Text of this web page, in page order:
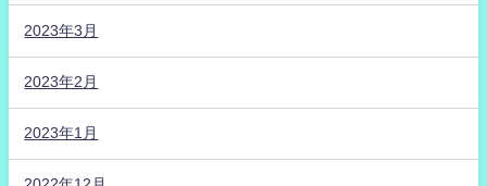
2023年3月
2023年2月
2023年1月